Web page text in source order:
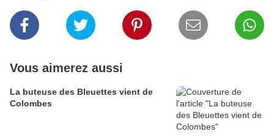
Vous aimerez aussi
La buteuse des Bleuettes vient de
Colombes